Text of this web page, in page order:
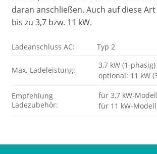
daran anschließen. Auch auf diese
bis zu 3,7 bzw. 11 kW.
Ladeanschluss AC: Typ 2
Max. Ladeleistung:
3,7 kW (1-phasig)
optional: 11 kW
Empfehlung
Ladezubehör:
für 3,7 kW-
für 11 kW-